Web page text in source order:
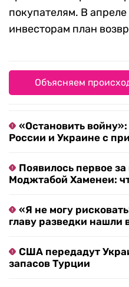
покупателям. В
инвесторам план
Объясняем
«Остановить
России и Украине с
Появилось первое
Моджтабой Хаменеи:
«Я не могу
главу разведки нашли
США передадут
запасов Турции